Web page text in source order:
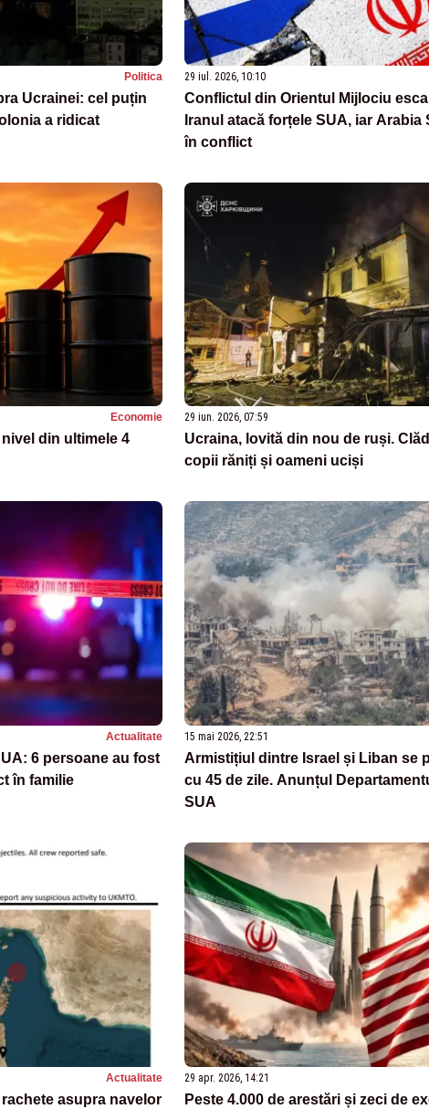
Politica
Ucrainei: cel puțin
a ridicat
29 iul. 2026, 10:10
Conflictul din Orientul Mijlociu
Iranul atacă forțele SUA, iar Arabia
în conflict
Economie
din ultimele 4
29 iun. 2026, 07:59
Ucraina, lovită din nou de ruși.
copii răniți și oameni uciși
Actualitate
6 persoane au fost
în familie
15 mai 2026, 22:51
Armistițiul dintre Israel și Liban se
cu 45 de zile. Anunțul
SUA
Actualitate
asupra navelor
29 apr. 2026, 14:21
Peste 4.000 de arestări și zeci de